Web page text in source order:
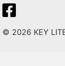
© 2026 KEY